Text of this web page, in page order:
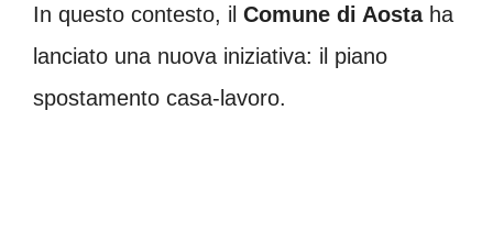
In questo contesto, il Comune di Aostaha
lanciato una nuova iniziativa: il piano
spostamento casa-lavoro.